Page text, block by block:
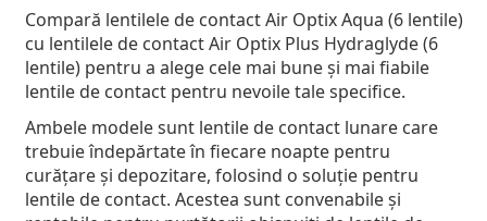
Zilnice
Săptămânale
Bi-lunare
Lunare
Trimestriale
Tip
Sferice și asferice
Torice pentru astigmatism
Multifocale pentru presbiopie
Din silicon-hidrogel
Brand
Acuvue
Biofinity
Dailies
Accesorii
Soluții
Picături oftalmice
Inspirație & sfaturi
Cum să cumpărați lentile online
Toate tipurile de lentile de contact
Tip
Cu multiple utilizări
Peroxid
Fără conservanți
Volum
50 - 120 ml
225 - 500 ml
Cutii multiple
Pachet dublu
Ochelari de vedere
Modele noi
Ediție limitată
Scop
Ochelari de vedere
Brand
Ochelari de soare
Tip Femei Bărbați Copii
Oferte speciale
Ochelari pentru calculator
Compară lentilele de contact Air Optix Aqua (6 lentile)
cu lentilele de contact Air Optix Plus Hydraglyde (6
lentile) pentru a alege cele mai bune și mai fiabile
lentile de contact pentru nevoile tale specifice.
Ambele modele sunt lentile de contact lunare care
trebuie îndepărtate în fiecare noapte pentru
curățare și depozitare, folosind o soluție pentru
lentile de contact. Acestea sunt convenabile și